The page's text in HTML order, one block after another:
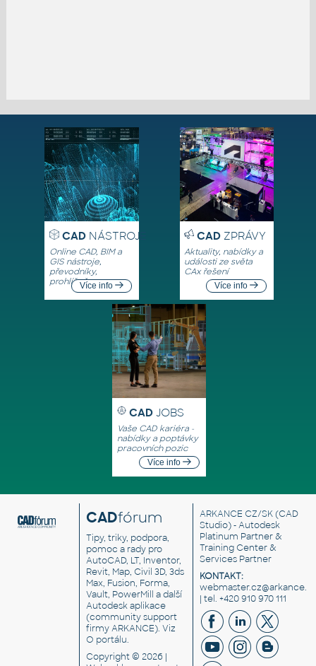
CADNÁSTROJE
Online CAD, BIM a
GIS nástroje,
převodníky,
prohlížečeVíce info
CADZPRÁVY
Aktuality, nabídky a
události ze světa
CAx řešení
Více info
CAD JOBS
Vaše CAD kariéra -
nabídky a poptávky
pracovních pozic
Více info
CADfórum
Tipy, triky, podpora,
pomoc a rady pro
AutoCAD, LT, Inventor,
Revit, Map, Civil 3D, 3ds
Max, Fusion, Forma,
Vault, PowerMill a další
Autodesk aplikace
(community support
firmy ARKANCE). Viz
O portálu.
Copyright © 2026 |
ARKANCE CZ/SK(CAD
Studio) - Autodesk
Platinum Partner &
Training Center &
Services Partner
KONTAKT:
| tel. +420 910 970 111